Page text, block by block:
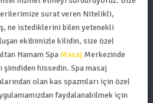
surat veren Nitelikli,
ne istediklerini bilen yetenekli
ekibimizle kilidin, size özel
Hamam Spa Masaj Merkezinde
şimdiden hissedin. Spa masaj
olan kas spazmları için özel
faydalanabilmek için